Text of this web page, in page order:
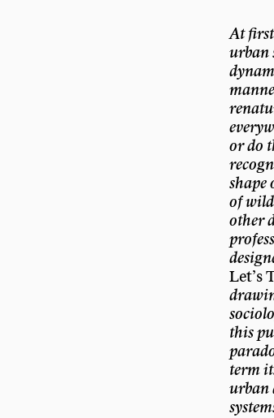
At
urban
or do
shape
of
other
Let’s
this
term
urban